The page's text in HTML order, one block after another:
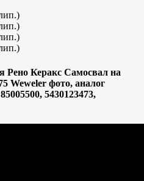
Рено Керакс Самосвал на
Weweler фото, аналог
5430123473,